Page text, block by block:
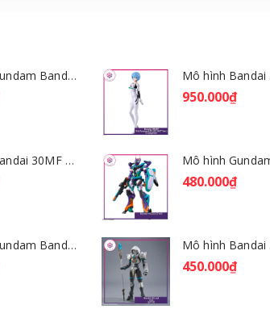
Mô hình Gundam Bandai HGGQ Zaku 1/144 – MSG GQuuuuuuX [GDB] [BHG]
950.000₫
Mô hình Bandai 30MF Rosan Wizard [GDB] [30MF]
480.000₫
Mô hình Gundam Bandai HGGQ Xavier's Gyan Hakuji-Packs 1/144 [GDB] [BHG]
450.000₫